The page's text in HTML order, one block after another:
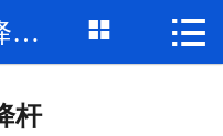
网站首页
手动升降路桩  
杆